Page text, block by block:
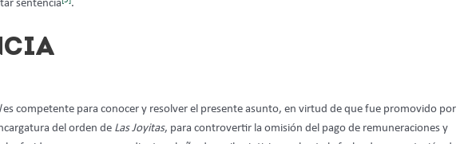
sentencia
.
es competente para conocer y resolver el presente asunto, en virtud de que fue promovido por
del orden de Las Joyitas, para controvertir la omisión del pago de remuneraciones y